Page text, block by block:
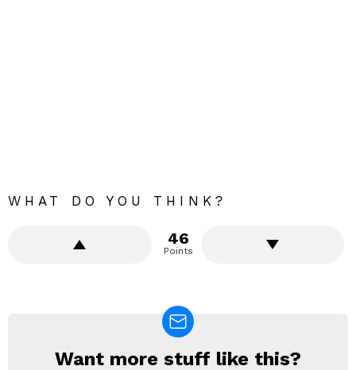
WHAT DO YOU THINK?
46
Points
NEWSLETTER
Want more stuff like this?